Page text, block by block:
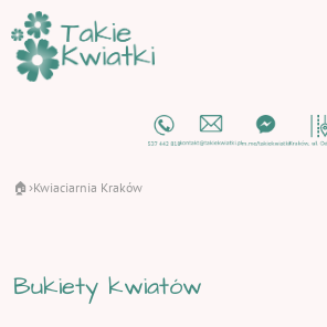
🏠 ›Kwiaciarnia Kraków
Bukiety kwiatów